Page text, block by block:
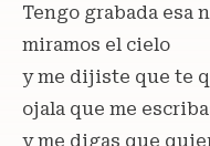
Tengo grabada esa
miramos el cielo
y me dijiste que te
ojala que me
y me digas que